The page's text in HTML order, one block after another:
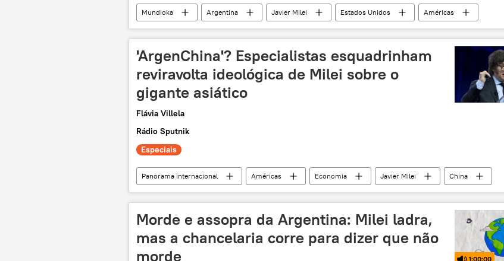
Mundioka Argentina Javier Milei Estados Unidos
Américas
Economia
podcast rádio EUA
'ArgenChina'? Especialistas esquadrinham
reviravolta ideológica de Milei sobre o
gigante asiático
Flávia Villela
Rádio Sputnik
Especiais
Panorama internacional Américas Economia Javier Milei
China
Argentina
Estados Unidos dívida externa financiamento
inflação
Ocidente
Morde e assopra da Argentina: Milei ladra,
mas a chancelaria corre para dizer que não
morde
1:00:00